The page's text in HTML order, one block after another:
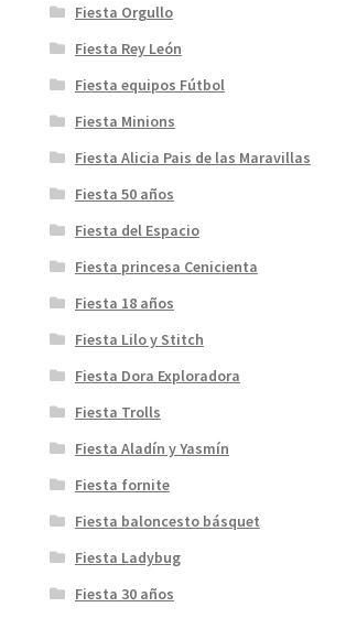
Fiesta Orgullo
Fiesta Rey León
Fiesta equipos Fútbol
Fiesta Minions
Fiesta Alicia Pais de las Maravillas
Fiesta 50 años
Fiesta del Espacio
Fiesta princesa Cenicienta
Fiesta 18 años
Fiesta Lilo y Stitch
Fiesta Dora Exploradora
Fiesta Trolls
Fiesta Aladín y Yasmín
Fiesta fornite
Fiesta baloncesto básquet
Fiesta Ladybug
Fiesta 30 años